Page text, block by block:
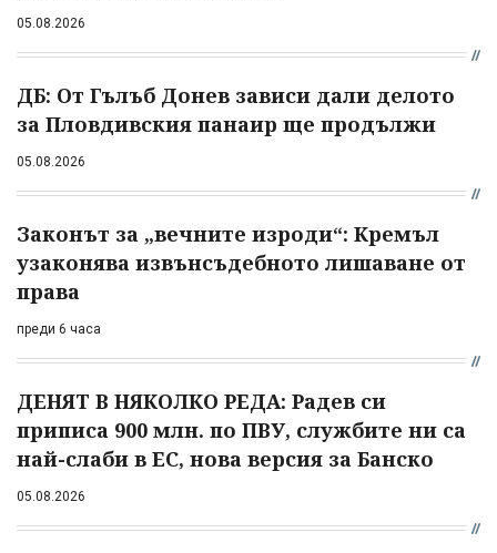
05.08.2026
ДБ: От Гълъб Донев зависи дали делото
за Пловдивския панаир ще продължи
05.08.2026
Законът за „вечните изроди“: Кремъл
узаконява извънсъдебното лишаване от
права
преди 6 часа
ДЕНЯТ В НЯКОЛКО РЕДА: Радев си
приписа 900 млн. по ПВУ, службите ни са
най-слаби в ЕС, нова версия за Банско
05.08.2026